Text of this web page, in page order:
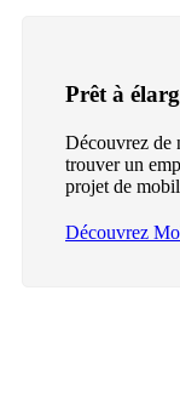
Prêt à
Découvrez de
trouver un
projet de
Découvrez